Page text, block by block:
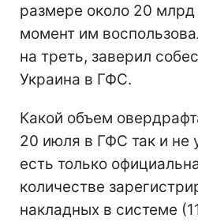
размере около 20 млрд
момент им
на треть, заверил
Украина в ГФС.
Какой объем
20 июля в ГФС так и не
есть только
количестве
накладных в системе